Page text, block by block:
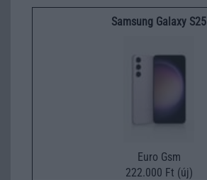
Samsung Galaxy S25
Euro Gsm
222.000 Ft (új)